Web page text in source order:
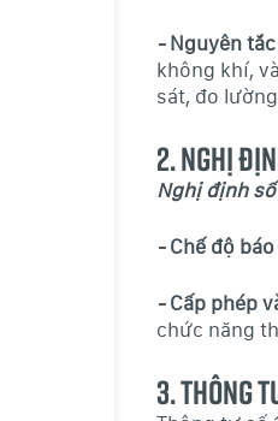
- Nguyên
không khí,
sát, đo
2.Nghị
Nghị định
- Chế độ
- Cấp phép
chức năng
3.Thông